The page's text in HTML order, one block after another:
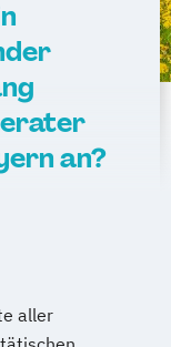
an?
aller